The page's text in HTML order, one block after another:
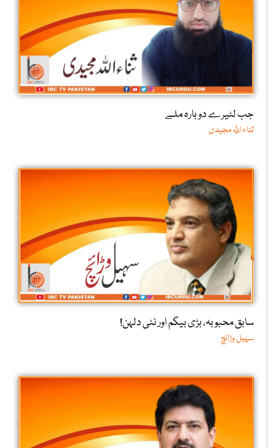
جب لٹیرے دوبارہ ملے
ثناء اللّٰہ مجیدی
سابق محبوبہ، بڑی بیگم اور نئی دلہن!
سہیل وڑائچ